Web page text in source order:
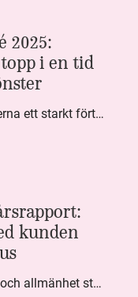
2025:
i en tid
Under fjärde kvartalet visar kunderna ett starkt förtroende för Systembolaget. Nöjd Kund Index (NKI) når en ny rekordnivå och bidrar till att även helåret avslutar starkt. Arbetet med ansvarsfull försäljning ger tydliga resultat där ålderskontroller når sina högsta nivåer någonsin. Samtidigt fortsätter kundernas val att förändras. Allt fler väljer öl och drycker med lägre alkoholhalt. Vi ser också en lägre försäljningsvolym under kvartalet, en utveckling som ligger i linje med den långsiktiga minskningen i alkoholkonsumtionen i Sverige. De officiella konsumtionssiffrorna från CAN för 2025 kommer först under våren men försäljningssiffrorna pekar åt samma håll.
kunden
Med högt förtroende från kunder och allmänhet står Systembolaget stabilt i samhällsuppdraget. Under kvartalet togs flera steg inom folkhälsa, kundnytta och minskad klimatpåverkan. Nettoomsättningen var i nivå med föregående år och effektiviseringar av verksamheten möjliggjorde fortsatt anpassning för att möta nya behov.